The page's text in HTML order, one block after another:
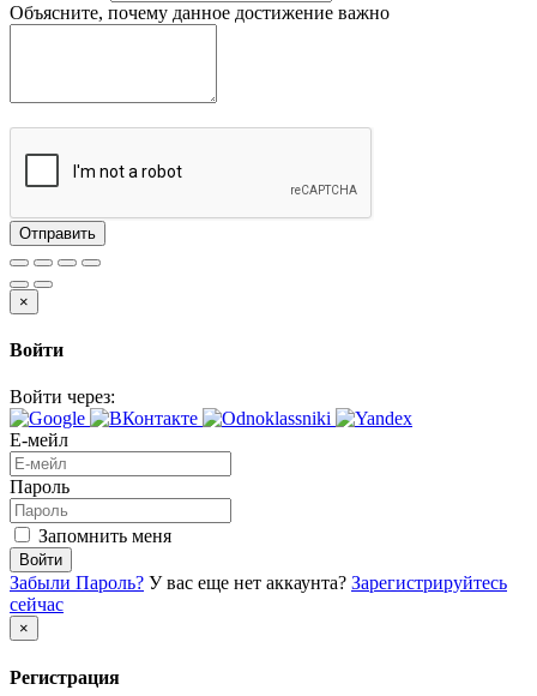
Объясните, почему данное достижение важно
Отправить
×
Войти
Войти через:
Е-мейл
Пароль
Запомнить меня
Войти
Забыли Пароль? У вас еще нет аккаунта? Зарегистрируйтесь
сейчас
×
Регистрация